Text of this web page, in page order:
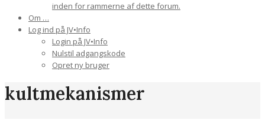
inden for rammerne af dette forum.
Om …
Log ind på JV•Info
Login på JV•Info
Nulstil adgangskode
Opret ny bruger
kultmekanismer